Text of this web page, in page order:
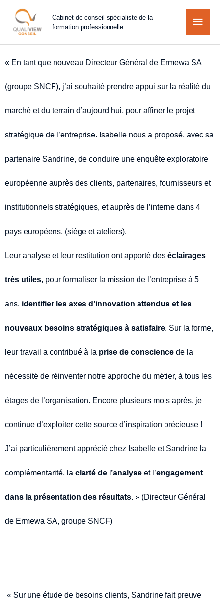
Cabinet de conseil spécialiste de la
formation professionnelle
« En tant que nouveau Directeur Général de Ermewa SA
(groupe SNCF), j’ai souhaité prendre appui sur la réalité du
marché et du terrain d’aujourd’hui, pour affiner le projet
stratégique de l’entreprise. Isabelle nous a proposé, avec sa
partenaire Sandrine, de conduire une enquête exploratoire
européenne auprès des clients, partenaires, fournisseurs et
institutionnels stratégiques, et auprès de l’interne dans 4
pays européens, (siège et ateliers).
Leur analyse et leur restitution ont apporté des éclairages
très utiles , pour formaliser la mission de l’entreprise à 5
ans, identifier les axes d’innovation attendus et les
nouveaux besoins stratégiques à satisfaire . Sur la forme,
leur travail a contribué à la prise de conscience de la
nécessité de réinventer notre approche du métier, à tous les
étages de l’organisation. Encore plusieurs mois après, je
continue d’exploiter cette source d’inspiration précieuse !
J’ai particulièrement apprécié chez Isabelle et Sandrine la
complémentarité, la clarté de l’analyse et l’engagement
dans la présentation des résultats. » (Directeur Général
de Ermewa SA, groupe SNCF)
« Sur une étude de besoins clients, Sandrine fait preuve